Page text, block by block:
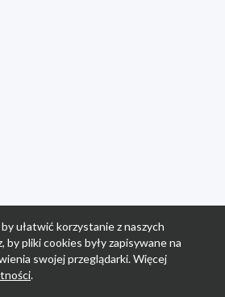
ułatwić korzystanie z naszych
by pliki cookies były zapisywane na
swojej przeglądarki. Więcej
.